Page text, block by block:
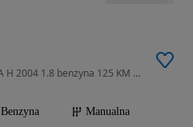
1796 cm3 • 125 KM • OPEL ASTRA H 2004 1.8 benzyna 125 KM Cosmo
Benzyna
Manualna